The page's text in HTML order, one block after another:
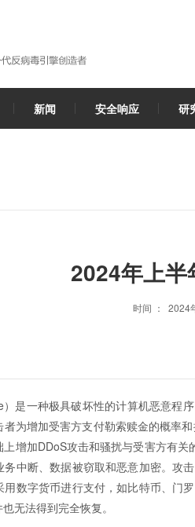
新闻 安全响应 研
2024年上
时间 ： 2024
是一种极具破坏性的计算机恶意程
为增加受害方支付勒索赎金的概率
增加DDoS攻击和骚扰与受害方有
中断、数据被窃取和恶意加密。攻
数字货币进行支付，如比特币、门
无法得到完全恢复。